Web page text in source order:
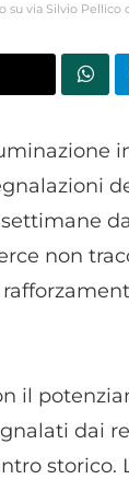
su via Silvio Pellico
non
il
dai
storico.